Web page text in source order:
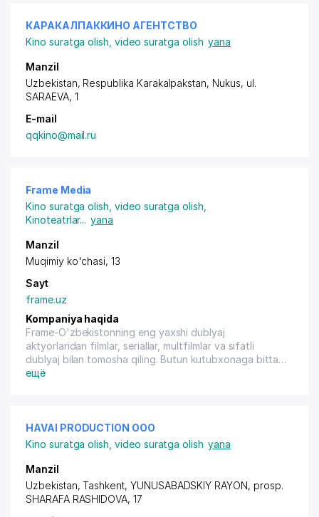
КАРАКАЛПАККИНО АГЕНТСТВО
Kino suratga olish, video suratga olish yana
Manzil
Uzbekistan, Respublika Karakalpakstan, Nukus, ul.
SARAEVA, 1
E-mail
qqkino@mail.ru
Frame Media
Kino suratga olish, video suratga olish
Kinoteatrlar... yana
Manzil
Muqimiy ko'chasi, 13
Sayt
frame.uz
Kompaniya haqida
Frame-O'zbekistonning eng yaxshi dublyaj
aktyorlaridan filmlar, seriallar, multfilmlar va sifatli
dublyaj bilan tomosha qiling. Butun kutubxonaga bitta
obuna orqali kirish mumkin - yashirin to'lovlarsiz. Tez
ещё
HAVAI PRODUCTION ООО
Kino suratga olish, video suratga olish yana
Manzil
Uzbekistan, Tashkent, YUNUSABADSKIY RAYON, prosp.
SHARAFA RASHIDOVA, 17